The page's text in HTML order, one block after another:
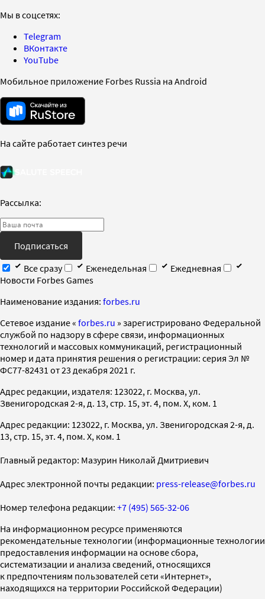
Мы в соцсетях:
Telegram
ВКонтакте
YouTube
Мобильное приложение Forbes Russia на Android
На сайте работает синтез речи
Рассылка:
Подписаться
Все сразу
Еженедельная
Ежедневная
Новости Forbes Games
Наименование издания: forbes.ru
Cетевое издание « forbes.ru » зарегистрировано Федеральной
службой по надзору в сфере связи, информационных
технологий и массовых коммуникаций, регистрационный
номер и дата принятия решения о регистрации: серия Эл №
ФС77-82431 от 23 декабря 2021 г.
Адрес редакции, издателя: 123022, г. Москва, ул.
Звенигородская 2-я, д. 13, стр. 15, эт. 4, пом. X, ком. 1
Адрес редакции: 123022, г. Москва, ул. Звенигородская 2-я, д.
13, стр. 15, эт. 4, пом. X, ком. 1
Главный редактор: Мазурин Николай Дмитриевич
Адрес электронной почты редакции: press-release@forbes.ru
Номер телефона редакции: +7 (495) 565-32-06
На информационном ресурсе применяются
рекомендательные технологии (информационные технологии
предоставления информации на основе сбора,
систематизации и анализа сведений, относящихся
к предпочтениям пользователей сети «Интернет»,
находящихся на территории Российской Федерации)